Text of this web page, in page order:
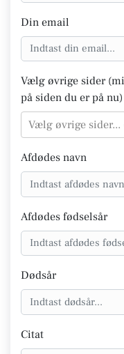
Din email
Vælg øvrige sider
på siden du er på nu)
Vælg øvrige
Afdødes navn
Afdødes fødselsår
Dødsår
Citat